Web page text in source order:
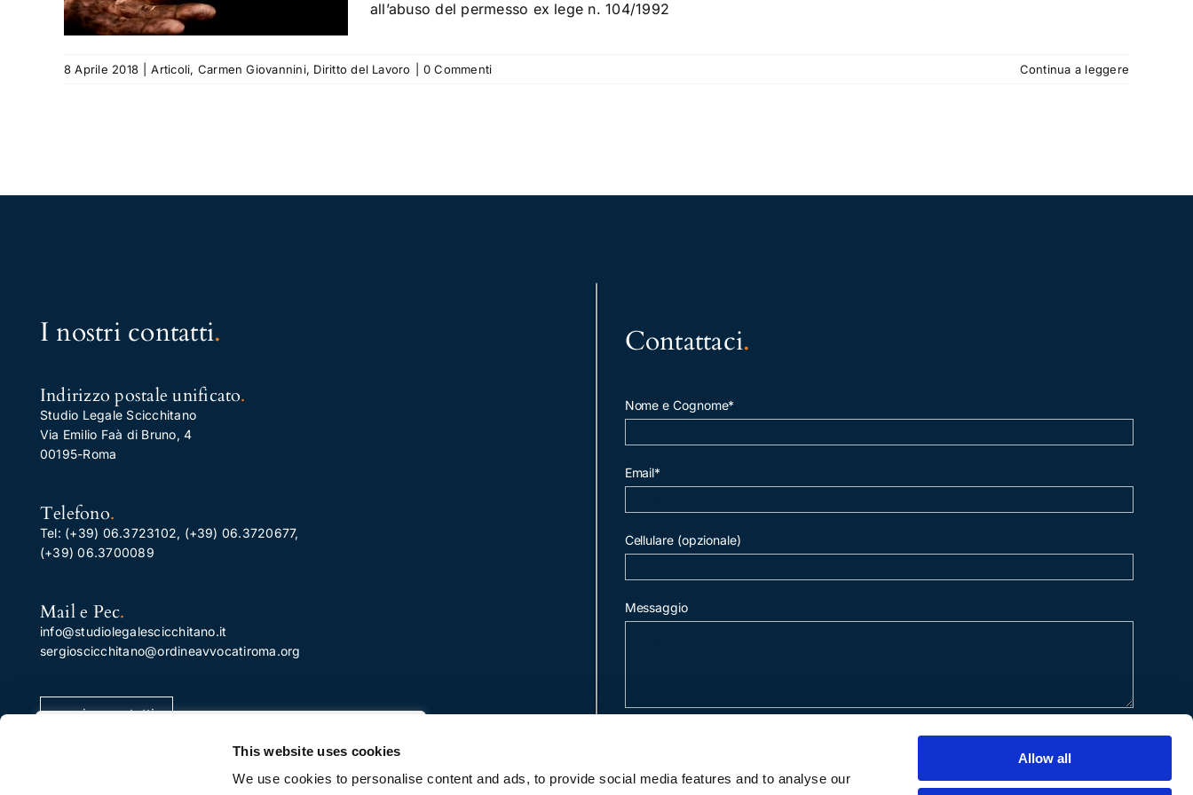
This website uses cookies
We use cookies to personalise content and ads, to provide social media features and to analyse our
Allow all
Utilizziamo i cookie per migliorare la tua esperienza di
all’abuso del permesso ex lege n. 104/1992
8 Aprile 2018 Articoli, Carmen Giovannini, Diritto del Lavoro 0 Commenti Continua a leggere
I nostri contatti.
Indirizzo postale unificato.
Studio Legale Scicchitano
Via Emilio Faà di Bruno, 4
00195-Roma
Telefono.
Tel: (+39) 06.3723102, (+39) 06.3720677,
(+39) 06.3700089
Mail e Pec.
info@studiolegalescicchitano.it
sergioscicchitano@ordineavvocatiroma.org
pagina contatti
Contattaci.
Nome e Cognome*
Email*
Cellulare (opzionale)
Messaggio